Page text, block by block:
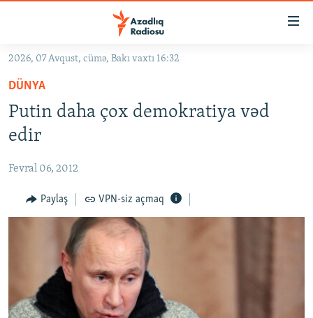
Əsas
qayıt
Əsas
naviqasiyaya
qayıt
Axtarışa
KORRUPSIOMETR
FƏRQƏ BAX
QANUNI DOĞRU
ARAŞDIRMA
MULTIMEDIA
VIDEO
FOTOQALEREYA
RADIO ARXIV
OXU ZALI
HAQQIMIZDA
2026, 07 Avqust, cümə, Bakı vaxtı 16:32
DÜNYA
Putin daha çox demokratiya vəd
edir
Fevral 06, 2012
Paylaş VPN-siz açmaq